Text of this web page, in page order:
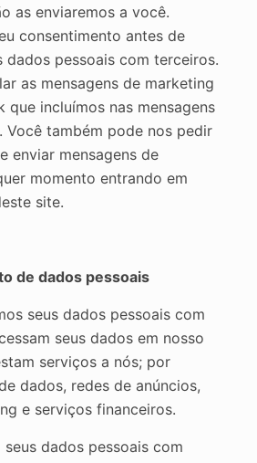
as enviaremos a você.
consentimento antes de
dados pessoais com terceiros.
as mensagens de marketing
que incluímos nas mensagens
Você também pode nos pedir
enviar mensagens de
momento entrando em
site.
de dados pessoais
seus dados pessoais com
seus dados em nosso
serviços a nós; por
dados, redes de anúncios,
e serviços financeiros.
dados pessoais com